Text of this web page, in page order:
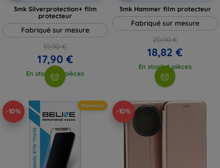
3mk Silverprotection+ film
protecteur
Fabriqué sur mesure
19,90 €
17,90 €
En stock > 5 pièces
3mk Hammer film protecteur
Fabriqué sur mesure
20,90 €
18,82 €
En stock 4 pièces
-10%
Nouveau
-10%